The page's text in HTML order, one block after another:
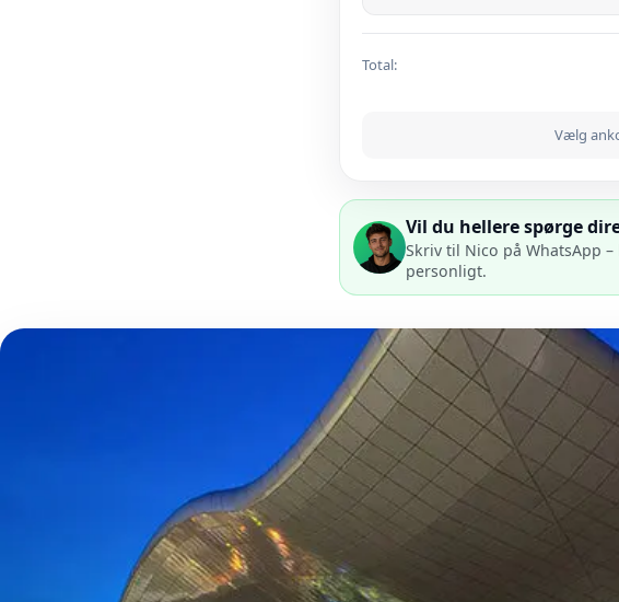
Total:
Vælg
Vil du hellere spørge
Skriv til Nico på WhatsApp
personligt.